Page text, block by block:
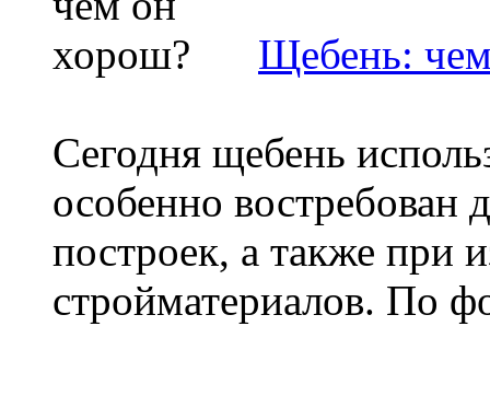
Щебень:
Сегодня щебень
особенно востребован
построек, а также при
стройматериалов. По